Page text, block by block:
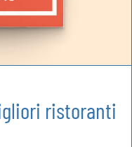
ristoranti